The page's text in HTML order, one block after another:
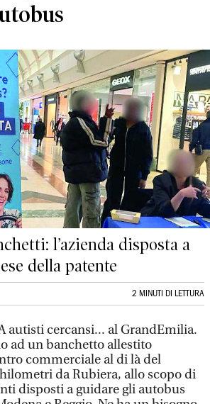
l’azienda disposta a
della patente
2 MINUTI DI LETTURA
autisti cercansi... al GrandEmilia.
ad un banchetto allestito
commerciale al di là del
da Rubiera, allo scopo di
disposti a guidare gli autobus